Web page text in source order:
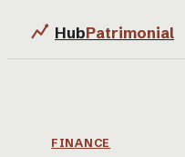
HubPatrimonial
Immobilier
FINANCE